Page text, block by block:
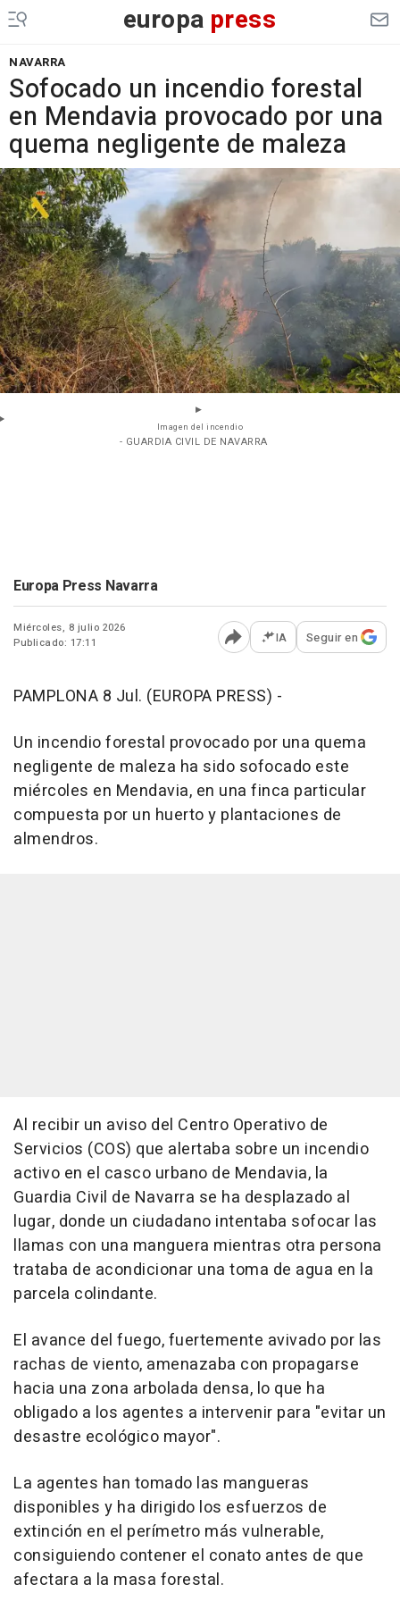
europa press
NAVARRA
Sofocado un incendio forestal
en Mendavia provocado por una
quema negligente de maleza
Imagen del incendio
- GUARDIA CIVIL DE NAVARRA
Europa Press Navarra
Miércoles, 8 julio 2026
Publicado: 17:11
Abrir opciones para
IA Seguir en
PAMPLONA 8 Jul. (EUROPA PRESS) -
Un incendio forestal provocado por una quema
negligente de maleza ha sido sofocado este
miércoles en Mendavia, en una finca particular
compuesta por un huerto y plantaciones de
almendros.
Al recibir un aviso del Centro Operativo de
Servicios (COS) que alertaba sobre un incendio
activo en el casco urbano de Mendavia, la
Guardia Civil de Navarra se ha desplazado al
lugar, donde un ciudadano intentaba sofocar las
llamas con una manguera mientras otra persona
trataba de acondicionar una toma de agua en la
parcela colindante.
El avance del fuego, fuertemente avivado por las
rachas de viento, amenazaba con propagarse
hacia una zona arbolada densa, lo que ha
obligado a los agentes a intervenir para "evitar un
desastre ecológico mayor".
La agentes han tomado las mangueras
disponibles y ha dirigido los esfuerzos de
extinción en el perímetro más vulnerable,
consiguiendo contener el conato antes de que
afectara a la masa forestal.